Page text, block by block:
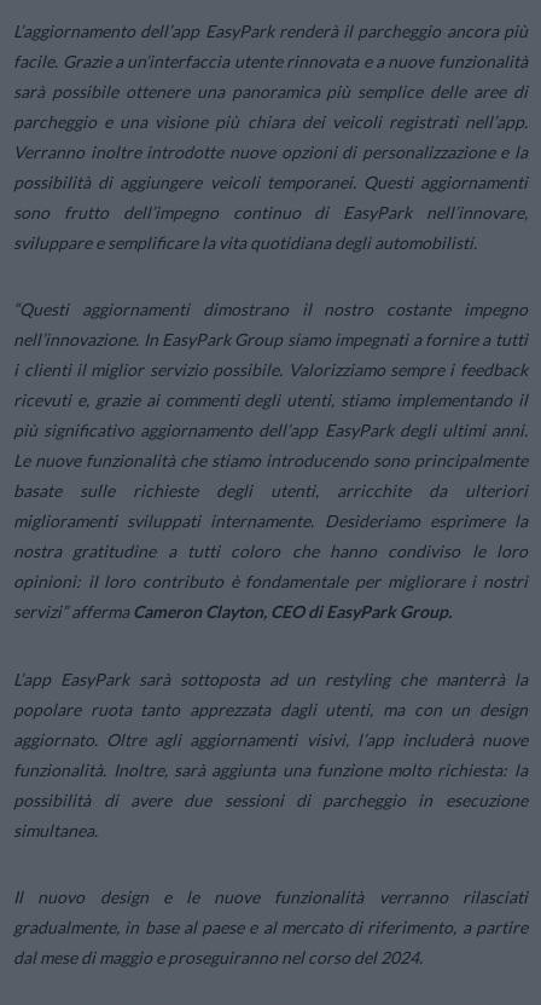
L’aggiornamento dell’app EasyPark renderà il parcheggio ancora più
facile. Grazie a un’interfaccia utente rinnovata e a nuove funzionalità
sarà possibile ottenere una panoramica più semplice delle aree di
parcheggio e una visione più chiara dei veicoli registrati nell’app.
Verranno inoltre introdotte nuove opzioni di personalizzazione e la
possibilità di aggiungere veicoli temporanei. Questi aggiornamenti
sono frutto dell’impegno continuo di EasyPark nell’innovare,
sviluppare e semplificare la vita quotidiana degli automobilisti.
“Questi aggiornamenti dimostrano il nostro costante impegno
nell’innovazione. In EasyPark Group siamo impegnati a fornire a tutti
i clienti il miglior servizio possibile. Valorizziamo sempre i feedback
ricevuti e, grazie ai commenti degli utenti, stiamo implementando il
più significativo aggiornamento dell’app EasyPark degli ultimi anni.
Le nuove funzionalità che stiamo introducendo sono principalmente
basate sulle richieste degli utenti, arricchite da ulteriori
miglioramenti sviluppati internamente. Desideriamo esprimere la
nostra gratitudine a tutti coloro che hanno condiviso le loro
opinioni: il loro contributo è fondamentale per migliorare i nostri
servizi”affermaCameron Clayton, CEO di EasyPark Group.
L’app EasyPark sarà sottoposta ad un restyling che manterrà la
popolare ruota tanto apprezzata dagli utenti, ma con un design
aggiornato. Oltre agli aggiornamenti visivi, l’app includerà nuove
funzionalità. Inoltre, sarà aggiunta una funzione molto richiesta: la
possibilità di avere due sessioni di parcheggio in esecuzione
simultanea.
Il nuovo design e le nuove funzionalità verranno rilasciati
gradualmente, in base al paese e al mercato di riferimento, a partire
dal mese di maggio e proseguiranno nel corso del 2024.